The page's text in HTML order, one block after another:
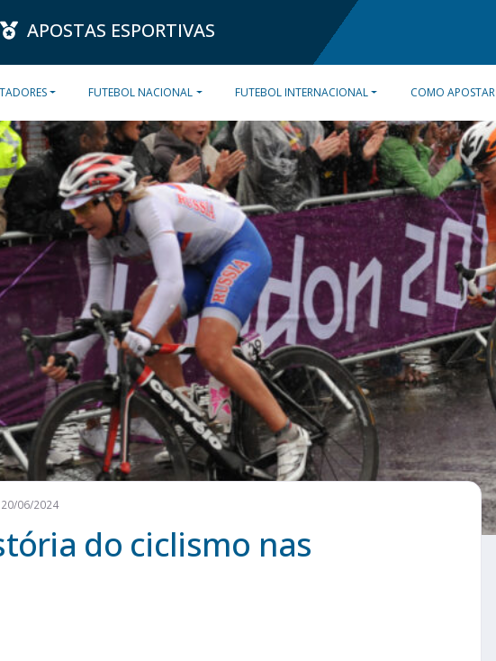
APOSTAS ESPORTIVAS
FUTEBOL NACIONAL FUTEBOL INTERNACIONAL COMO APOSTAR
06/2024
do ciclismo nas